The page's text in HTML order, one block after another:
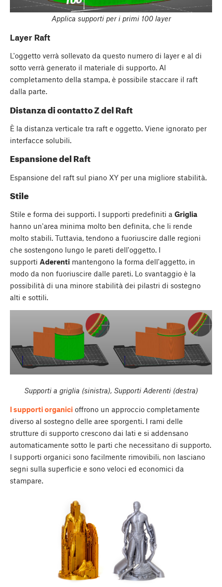
Applica supporti per i primi 100 layer
Layer Raft
L'oggetto verrà sollevato da questo numero di layer e al di
sotto verrà generato il materiale di supporto. Al
completamento della stampa, è possibile staccare il raft
dalla parte.
Distanza di contatto Z del Raft
È la distanza verticale tra raft e oggetto. Viene ignorato per
interfacce solubili.
Espansione del Raft
Espansione del raft sul piano XY per una migliore stabilità.
Stile
Stile e forma dei supporti. I supporti predefiniti a Griglia
hanno un'area minima molto ben definita, che li rende
molto stabili. Tuttavia, tendono a fuoriuscire dalle regioni
che sostengono lungo le pareti dell'oggetto. I
supporti Aderenti mantengono la forma dell'aggetto, in
modo da non fuoriuscire dalle pareti. Lo svantaggio è la
possibilità di una minore stabilità dei pilastri di sostegno
alti e sottili.
Supporti a griglia (sinistra), Supporti Aderenti (destra)
I supporti organici offrono un approccio completamente
diverso al sostegno delle aree sporgenti. I rami delle
strutture di supporto crescono dai lati e si addensano
automaticamente sotto le parti che necessitano di supporto.
I supporti organici sono facilmente rimovibili, non lasciano
segni sulla superficie e sono veloci ed economici da
stampare.